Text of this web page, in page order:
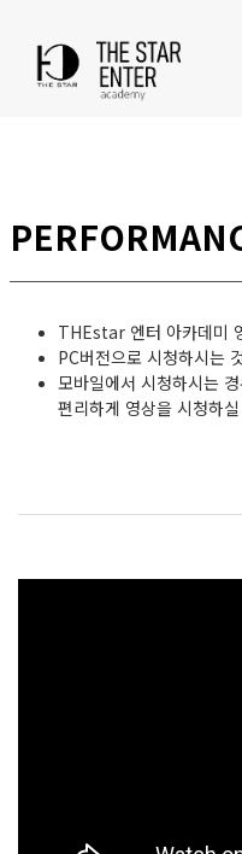
THEstar 엔터 아카데미
PC버전으로 시청하시는
모바일에서 시청하시는
편리하게 영상을 시청하